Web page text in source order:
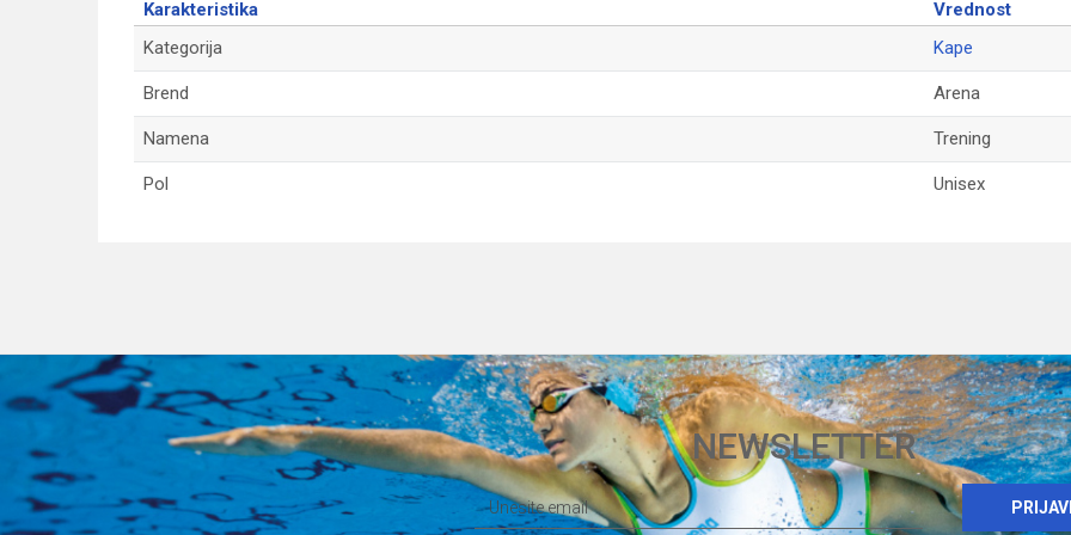
Karakteristika
Vrednost
Kategorija
Kape
Brend Arena
Namena Trening
Pol Unisex
Anti-spam zaštita - izračunajte koliko je 9 - 4 :
NEWSLETTER